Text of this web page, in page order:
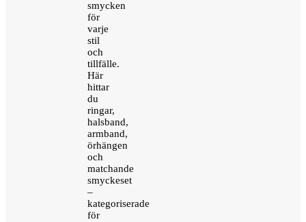
smycken
för
varje
stil
och
tillfälle.
Här
hittar
du
ringar,
halsband,
armband,
örhängen
och
matchande
smyckeset
–
kategoriserade
för